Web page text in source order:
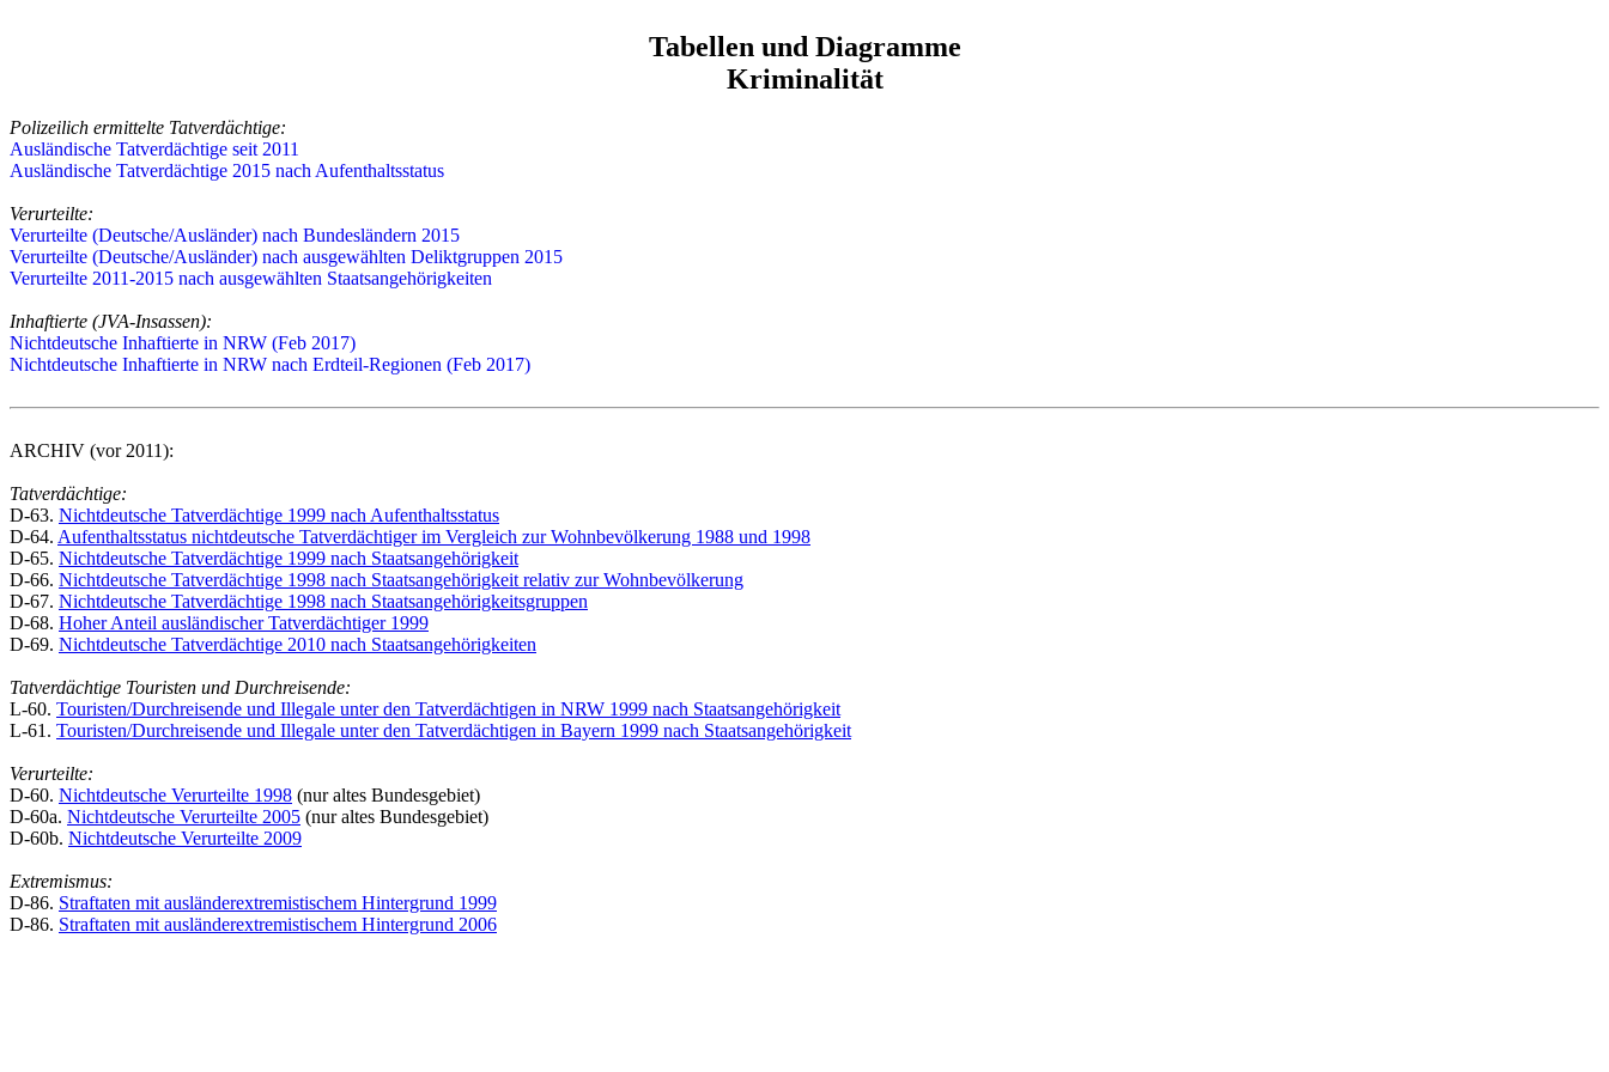
Tabellen und Diagramme
Kriminalität
Polizeilich ermittelte Tatverdächtige:
Ausländische Tatverdächtige seit 2011
Ausländische Tatverdächtige 2015 nach Aufenthaltsstatus
Verurteilte:
Verurteilte (Deutsche/Ausländer) nach Bundesländern 2015
Verurteilte (Deutsche/Ausländer) nach ausgewählten Deliktgruppen 2015
Verurteilte 2011-2015 nach ausgewählten Staatsangehörigkeiten
Inhaftierte (JVA-Insassen):
Nichtdeutsche Inhaftierte in NRW (Feb 2017)
Nichtdeutsche Inhaftierte in NRW nach Erdteil-Regionen (Feb 2017)
ARCHIV (vor 2011):
Tatverdächtige:
D-63. Nichtdeutsche Tatverdächtige 1999 nach Aufenthaltsstatus
D-64. Aufenthaltsstatus nichtdeutsche Tatverdächtiger im Vergleich zur Wohnbevölkerung 1988 und 1998
D-65. Nichtdeutsche Tatverdächtige 1999 nach Staatsangehörigkeit
D-66. Nichtdeutsche Tatverdächtige 1998 nach Staatsangehörigkeit relativ zur Wohnbevölkerung
D-67. Nichtdeutsche Tatverdächtige 1998 nach Staatsangehörigkeitsgruppen
D-68. Hoher Anteil ausländischer Tatverdächtiger 1999
D-69. Nichtdeutsche Tatverdächtige 2010 nach Staatsangehörigkeiten
Tatverdächtige Touristen und Durchreisende:
L-60. Touristen/Durchreisende und Illegale unter den Tatverdächtigen in NRW 1999 nach Staatsangehörigkeit
L-61. Touristen/Durchreisende und Illegale unter den Tatverdächtigen in Bayern 1999 nach Staatsangehörigkeit
Verurteilte:
D-60. Nichtdeutsche Verurteilte 1998 (nur altes Bundesgebiet)
D-60a. Nichtdeutsche Verurteilte 2005 (nur altes Bundesgebiet)
D-60b. Nichtdeutsche Verurteilte 2009
Extremismus:
D-86. Straftaten mit ausländerextremistischem Hintergrund 1999
D-86. Straftaten mit ausländerextremistischem Hintergrund 2006